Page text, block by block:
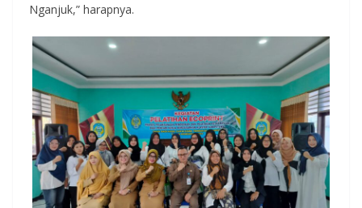
Nganjuk,” harapnya.